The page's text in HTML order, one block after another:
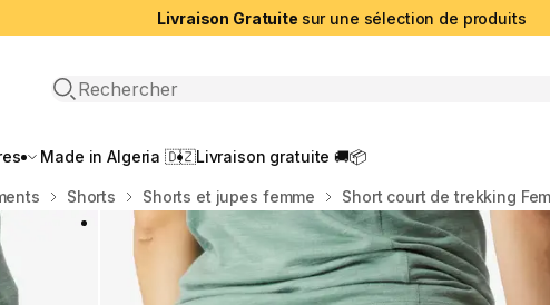
Livraison Gratuite sur une sélection de produits
Recherche ouverte
Made in Algeria 🇩🇿Livraison gratuite 🚚📦
Shorts Shorts et jupes femme Short court de trekking